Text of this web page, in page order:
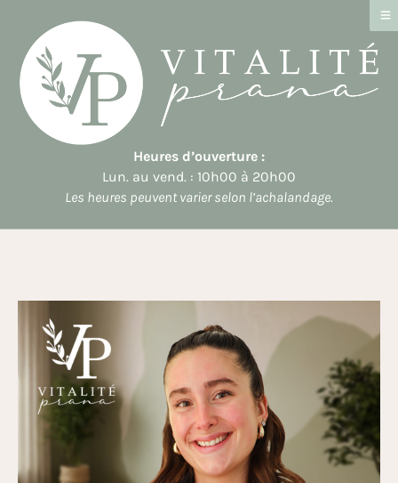
Heures d’ouverture :
Lun. au vend. : 10h00 à 20h00
Les heures peuvent varier selon l’achalandage.